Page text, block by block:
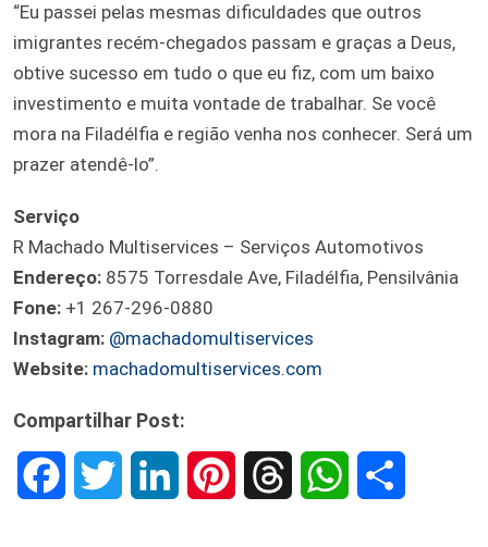
“Eu passei pelas mesmas dificuldades que outros
imigrantes recém-chegados passam e graças a Deus,
obtive sucesso em tudo o que eu fiz, com um baixo
investimento e muita vontade de trabalhar. Se você
mora na Filadélfia e região venha nos conhecer. Será um
prazer atendê-lo”.
Serviço
R Machado Multiservices – Serviços Automotivos
Endereço: 8575 Torresdale Ave, Filadélfia, Pensilvânia
Fone: +1 267-296-0880
Instagram: @machadomultiservices
Website: machadomultiservices.com
Compartilhar Post: